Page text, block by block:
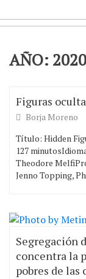
AÑO: 2020
Figuras
Borja Moreno
Título: Hidden
127
Theodore
Jenno Topping,
Segregación
concentra la
pobres de las